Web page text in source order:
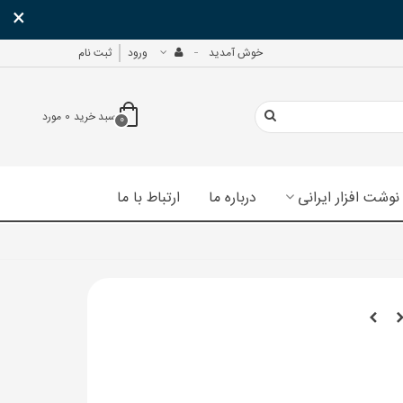
×
خوش آمدید ورود ثبت نام
0سبد خرید 0 مورد
نوشت افزار ایرانی درباره ما ارتباط با ما